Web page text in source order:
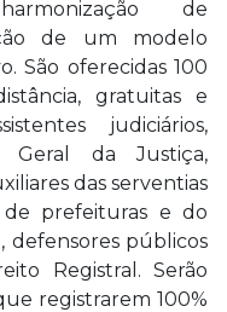
de
de um modelo
São oferecidas 100
gratuitas e
judiciários,
Geral da Justiça,
das serventias
de prefeituras e do
defensores públicos
Registral. Serão
registrarem 100%